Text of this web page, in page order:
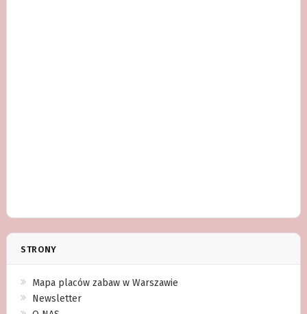
STRONY
Mapa placów zabaw w Warszawie
Newsletter